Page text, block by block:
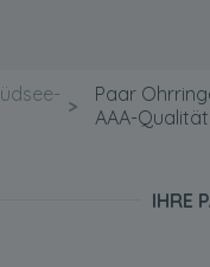
>
Paar
AAA-Qualität
IHRE